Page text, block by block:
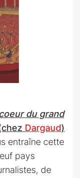
du grand
Dargaud)
entraîne cette
pays
de